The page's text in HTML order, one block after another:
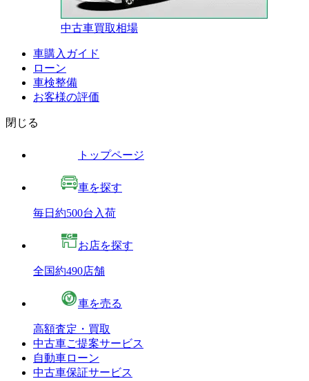
中古車買取相場
車購入ガイド
ローン
車検整備
お客様の評価
閉じる
トップページ
車を探す
毎日約500台入荷
お店を探す
全国約490店舗
車を売る
高額査定・買取
中古車ご提案サービス
自動車ローン
中古車保証サービス